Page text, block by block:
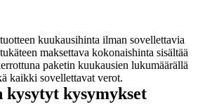
kuukausihinta ilman sovellettavia
maksettava kokonaishinta sisältää
paketin kuukausien lukumäärällä
kaikki sovellettavat verot.
kysytyt kysymykset